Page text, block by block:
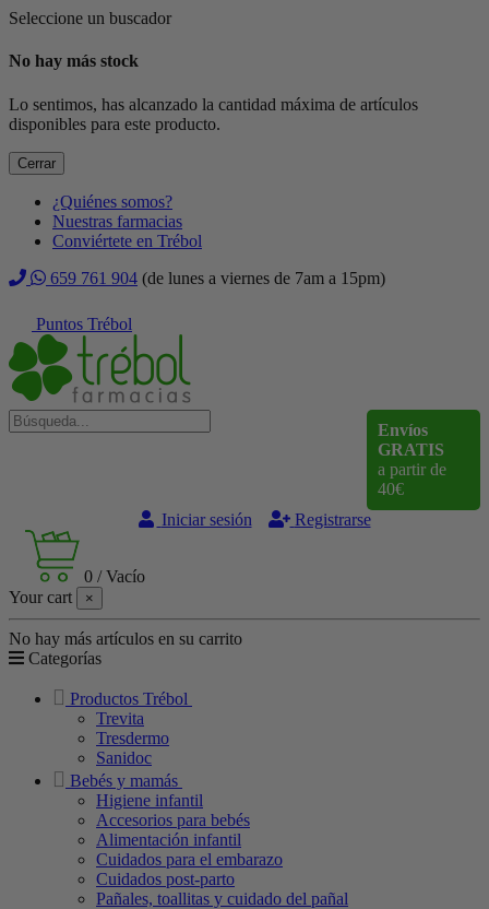
Seleccione un buscador
No hay más stock
Lo sentimos, has alcanzado la cantidad máxima de artículos
disponibles para este producto.
Cerrar
¿Quiénes somos?
Nuestras farmacias
Conviértete en Trébol
659 761 904 (de lunes a viernes de 7am a 15pm)
Puntos Trébol
Envíos
GRATIS
a partir de
40€
Iniciar sesión
Registrarse
0 /Vacío
Your cart
×
No hay más artículos en su carrito
Categorías
Productos Trébol
Trevita
Tresdermo
Sanidoc
Bebés y mamás
Higiene infantil
Accesorios para bebés
Alimentación infantil
Cuidados para el embarazo
Cuidados post-parto
Pañales, toallitas y cuidado del pañal